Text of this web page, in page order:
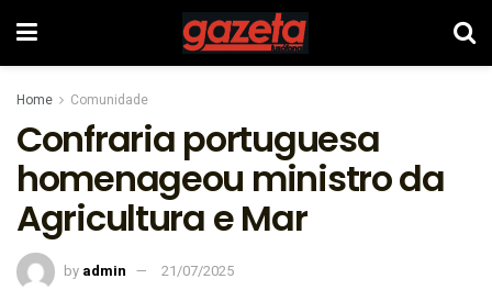
Home Comunidade
Confraria portuguesa
homenageou ministro da
Agricultura e Mar
by admin 21/07/2025